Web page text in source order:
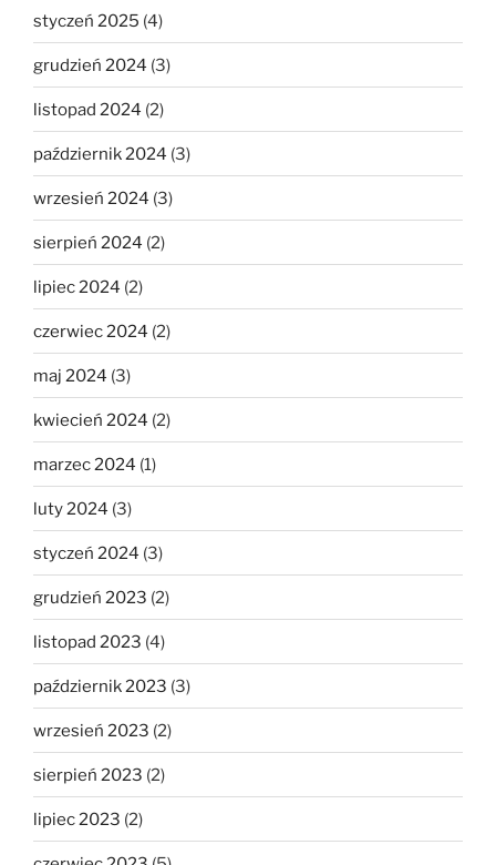
styczeń 2025 (4)
grudzień 2024 (3)
listopad 2024 (2)
październik 2024 (3)
wrzesień 2024 (3)
sierpień 2024 (2)
lipiec 2024 (2)
czerwiec 2024 (2)
maj 2024 (3)
kwiecień 2024 (2)
marzec 2024 (1)
luty 2024 (3)
styczeń 2024 (3)
grudzień 2023 (2)
listopad 2023 (4)
październik 2023 (3)
wrzesień 2023 (2)
sierpień 2023 (2)
lipiec 2023 (2)